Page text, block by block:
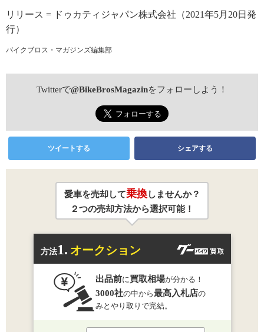
リリース = ドゥカティジャパン株式会社（2021年5月20日発
行）
バイクブロス・マガジンズ編集部
Twitterで@BikeBrosMagazinをフォローしよう！
ツイートする シェアする
愛車を売却して乗換しませんか？
２つの売却方法から選択可能！
方法1. オークション
出品前に 買取相場が分かる！
3000社の中から最高入札店の
みとやり取りで完結。